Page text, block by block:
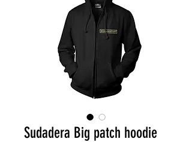
Sudadera Big patch hoodie